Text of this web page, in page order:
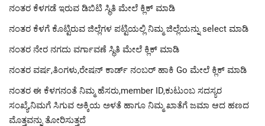
ನಂತರ ಕೆಳಗಡೆ ಇರುವ ಡಿಬಿಟಿ ಸ್ಥಿತಿ ಮೇಲೆ ಕ್ಲಿಕ್ ಮಾಡಿ
ನಂತರ ಕೆಳಗೆ ಕೊಟ್ಟಿರುವ ಜಿಲ್ಲೆಗಳ ಪಟ್ಟಿಯಲ್ಲಿ ನಿಮ್ಮ ಜಿಲ್ಲೆಯನ್ನು select ಮಾಡಿ
ನಂತರ ನೇರ ನಗದು ವರ್ಗಾವಣೆ ಸ್ಥಿತಿ ಮೇಲೆ ಕ್ಲಿಕ್ ಮಾಡಿ
ನಂತರ ವರ್ಷ,ತಿಂಗಳು,ರೇಷನ್ ಕಾರ್ಡ್ ನಂಬರ್ ಹಾಕಿ Go ಮೇಲೆ ಕ್ಲಿಕ್ ಮಾಡಿ
ನಂತರ ಈ ಕೆಳಗನಂತೆ ನಿಮ್ಮ ಹೆಸರು,member ID,ಕುಟುಂಬ ಸದಸ್ಯರ
ಸಂಖ್ಯೆ,ನಿಮಗೆ ಸಿಗುವ ಅಕ್ಕಿಯ ಅಳತೆ ಹಾಗೂ ನಿಮ್ಮ ಖಾತೆಗೆ ಜಮಾ ಆದ ಹಣದ
ಮೊತ್ತವನ್ನು ತೋರಿಸುತ್ತದೆ